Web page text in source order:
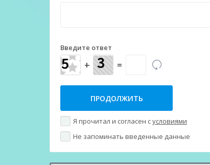
Введите ответ
+ =
Я прочитал и согласен сусловиями
Не запоминать введенные данные